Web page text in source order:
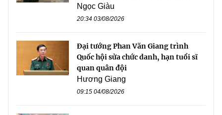
Ngọc Giàu
20:34 03/08/2026
Đại tướng Phan Văn Giang trình
Quốc hội sửa chức danh, hạn tuổi sĩ
quan quân đội
Hương Giang
09:15 04/08/2026